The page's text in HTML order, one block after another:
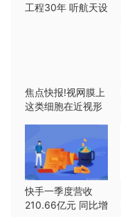
工程30年 听航天设
焦点快报!视网膜上
这类细胞在近视形
快手一季度营收
210.66亿元 同比增